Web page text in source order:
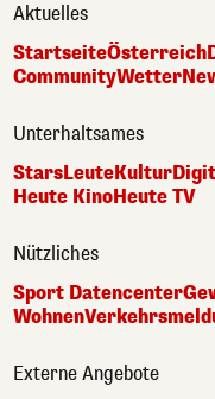
Aktuelles
StartseiteÖsterreich
CommunityWetter
Unterhaltsames
StarsLeuteKultur
Heute KinoHeute TV
Nützliches
Sport Datencenter
Wohnen
Externe Angebote